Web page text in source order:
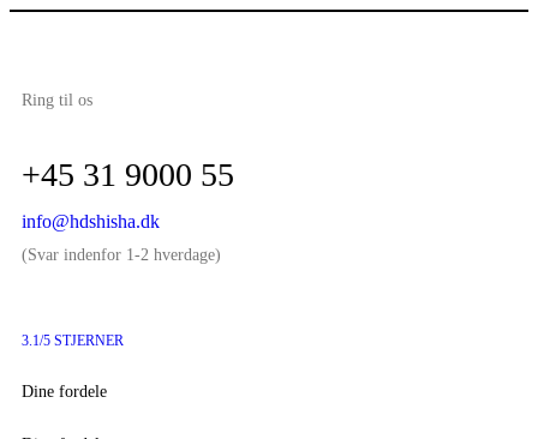
Ring til os
+45 31 9000 55
info@hdshisha.dk
(Svar indenfor 1-2 hverdage)
3.1/5 STJERNER
Dine fordele